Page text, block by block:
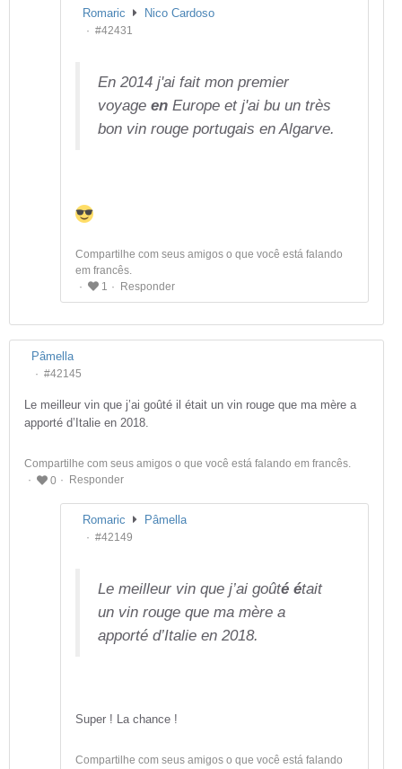
Romaric Nico Cardoso
#42431
En 2014 j'ai fait mon premier
voyage en Europe et j'ai bu un très
bon vin rouge portugais en Algarve.
Compartilhe com seus amigos o que você está falando
em francês.
1
Responder
Pâmella
#42145
Le meilleur vin que j’ai goûté il était un vin rouge que ma mère a
apporté d’Italie en 2018.
Compartilhe com seus amigos o que você está falando em francês.
0
Responder
Romaric Pâmella
#42149
Le meilleur vin que j’ai goûté était
un vin rouge que ma mère a
apporté d’Italie en 2018.
Super ! La chance !
Compartilhe com seus amigos o que você está falando